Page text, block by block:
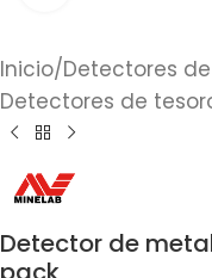
Inicio/Detectores
Detectores de
Detector de